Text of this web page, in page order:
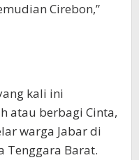
Cirebon,”
kali ini
atau berbagi Cinta,
warga Jabar di
Tenggara Barat.